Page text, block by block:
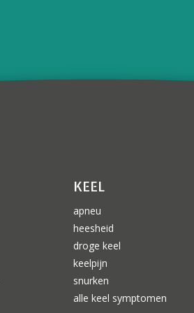
KEEL
apneu
heesheid
droge keel
keelpijn
snurken
alle keel symptomen